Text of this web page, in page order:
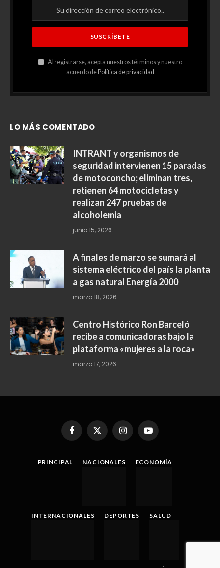
Al registrarse, acepta nuestros términos y nuestro
acuerdo de Política de privacidad
LO MÁS COMENTADO
INTRANT y organismos de
seguridad intervienen 15 paradas
de motoconcho; eliminan tres,
retienen 64 motocicletas y
realizan 247 pruebas de
alcoholemia
junio 15, 2026
A finales de marzo se sumará al
sistema eléctrico del país la planta
a gas natural Energía 2000
marzo 18, 2026
Centro Histórico Ron Barceló
recibe a comunicadoras bajo la
plataforma «mujeres a la roca»
marzo 17, 2026
FacebookX
InstagramYouTube
PRINCIPAL NACIONALES ECONOMÍA
INTERNACIONALES DEPORTES SALUD